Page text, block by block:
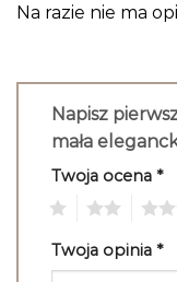
Na razie nie ma
Napisz
mała
Twoja ocena *
Twoja opinia *